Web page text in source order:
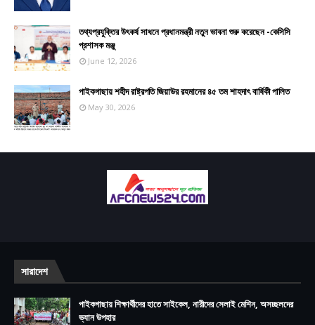
তথ্যপ্রযুক্তির উৎকর্ষ সাধনে প্রধানমন্ত্রী নতুন ভাবনা শুরু করেছেন -কেসিসি
প্রশাসক মঞ্জু
June 12, 2026
পাইকগাছায় শহীদ রাষ্ট্রপতি জিয়াউর রহমানের ৪৫ তম শাহদাৎ বার্ষিকী পালিত
May 30, 2026
সারাদেশ
পাইকগাছায় শিক্ষার্থীদের হাতে সাইকেল, নারীদের সেলাই মেশিন, অসচ্ছলদের
ভ্যান উপহার